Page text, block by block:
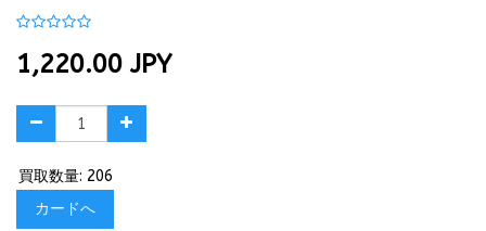
1,220.00 JPY
買取数量: 206
カードへ